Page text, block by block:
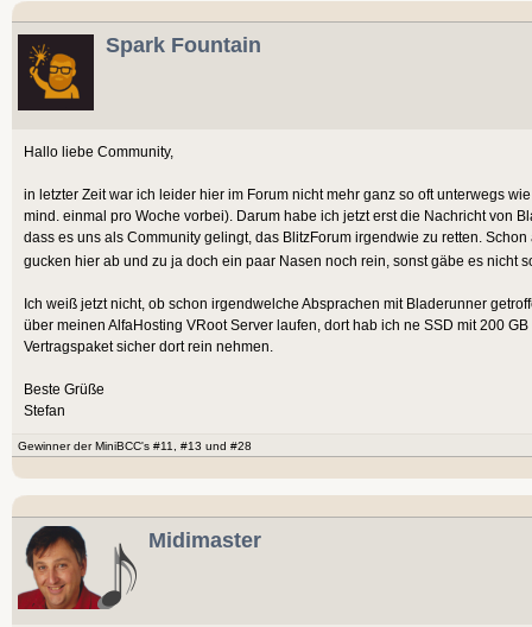
Spark Fountain
Hallo liebe Community,
in letzter Zeit war ich leider hier im Forum nicht mehr ganz so oft unterwegs
mind. einmal pro Woche vorbei). Darum habe ich jetzt erst die Nachricht von
dass es uns als Community gelingt, das BlitzForum irgendwie zu retten.
gucken hier ab und zu ja doch ein paar Nasen noch rein, sonst gäbe es nicht
Ich weiß jetzt nicht, ob schon irgendwelche Absprachen mit Bladerunner
über meinen AlfaHosting VRoot Server laufen, dort hab ich ne SSD mit 200
Vertragspaket sicher dort rein nehmen.
Beste Grüße
Stefan
Gewinner der MiniBCC's #11, #13 und #28
Midimaster